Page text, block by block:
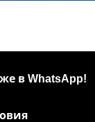
в WhatsApp!